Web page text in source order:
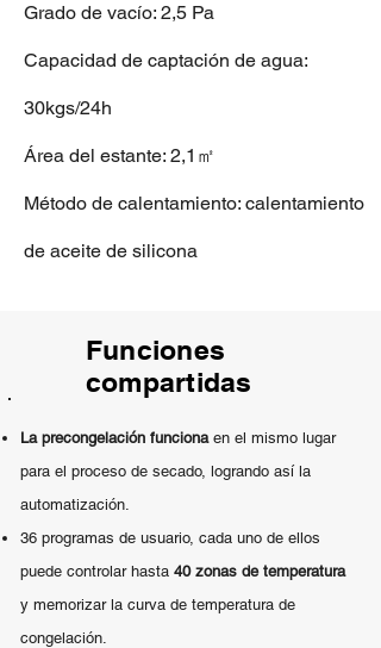
Grado de vacío: 2,5 Pa
Capacidad de captación de agua:
30kgs/24h
Área del estante: 2,1㎡
Método de calentamiento: calentamiento
de aceite de silicona
Funciones
compartidas
La precongelación funcionaen el mismo lugar
para el proceso de secado, logrando así la
automatización.
36 programas de usuario, cada uno de ellos
puede controlar hasta 40 zonas de temperatura
y memorizar la curva de temperatura de
congelación.